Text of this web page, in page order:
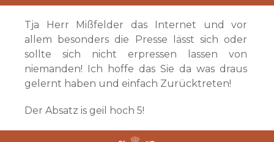
Tja Herr Mißfelder das Internet und vor
allem besonders die Presse lässt sich oder
sollte sich nicht erpressen lassen von
niemanden! Ich hoffe das Sie da was draus
gelernt haben und einfach Zurücktreten!
Der Absatz is geil hoch 5!